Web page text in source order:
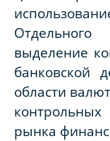
выделение
банковской
области
рынка